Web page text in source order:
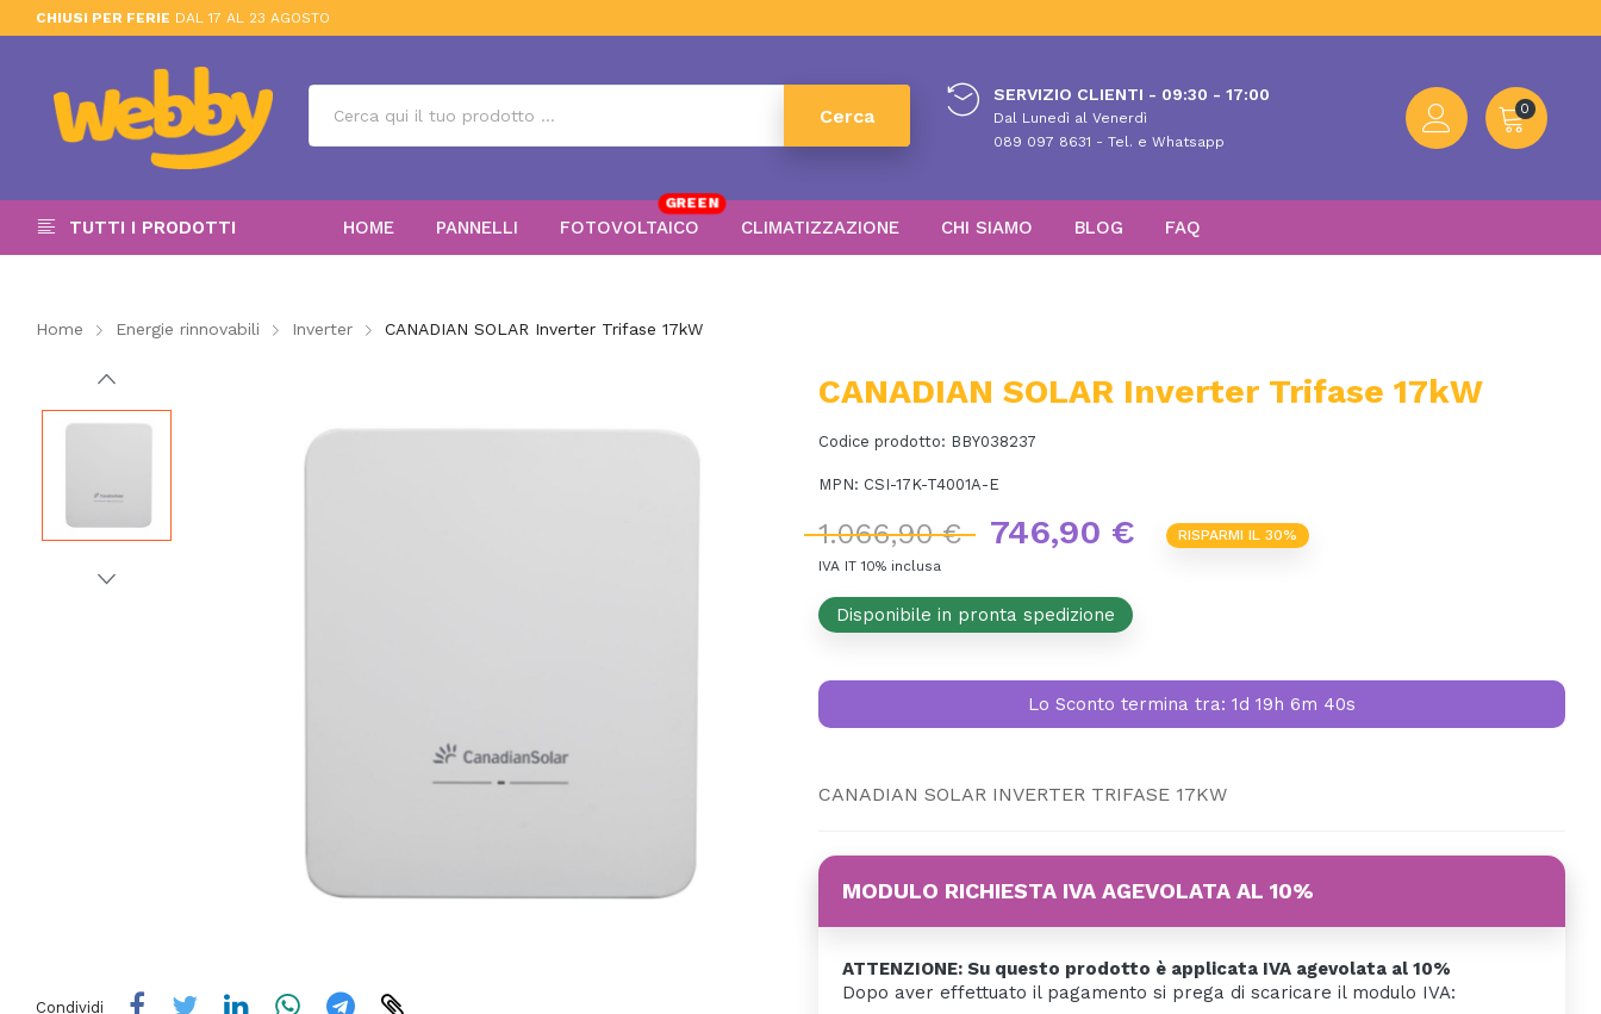
CHIUSI PER FERIE DAL 17 AL 23 AGOSTO
Cerca
SERVIZIO CLIENTI - 09:30 - 17:00
Dal Lunedì al Venerdì
089 097 8631 - Tel. e Whatsapp
0
TUTTI I PRODOTTI HOME PANNELLI FOTOVOLTAICO
GREEN
CLIMATIZZAZIONE CHI SIAMO BLOG FAQ
Home Energie rinnovabili Inverter CANADIAN SOLAR Inverter Trifase 17kW
Condividi
CANADIAN SOLAR Inverter Trifase 17kW
Codice prodotto: BBY038237
MPN: CSI-17K-T4001A-E
1.066,90 € 746,90 €
RISPARMI IL 30%
IVA IT 10% inclusa
Disponibile in pronta spedizione
Lo Sconto termina tra:1d 19h 6m 39s
CANADIAN SOLAR INVERTER TRIFASE 17KW
MODULO RICHIESTA IVA AGEVOLATA AL 10%
ATTENZIONE: Su questo prodotto è applicata IVA agevolata al 10%
Dopo aver effettuato il pagamento si prega di scaricare il modulo IVA: